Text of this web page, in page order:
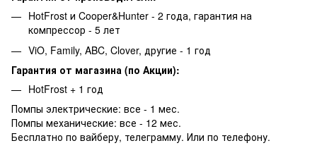
HotFrost и Cooper&Hunter - 2 года, гарантия на
компрессор - 5 лет
ViO, Family, ABC, Clover, другие - 1 год
Гарантия от магазина (по Акции):
HotFrost + 1 год
Помпы электрические: все - 1 мес.
Помпы механические: все - 12 мес.
Бесплатно по вайберу, телеграмму. Или по телефону.